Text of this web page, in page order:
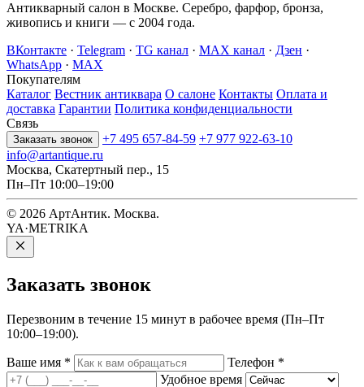
Антикварный салон в Москве. Серебро, фарфор, бронза,
живопись и книги — с 2004 года.
ВКонтакте · Telegram · TG канал · MAX канал · Дзен ·
WhatsApp · MAX
Покупателям
Каталог Вестник антиквара О салоне Контакты Оплата и
доставка Гарантии Политика конфиденциальности
Связь
Заказать звонок +7 495 657-84-59 +7 977 922-63-10
info@artantique.ru
Москва, Скатертный пер., 15
Пн–Пт 10:00–19:00
© 2026 АртАнтик. Москва.
YA·METRIKA
Заказать звонок
Перезвоним в течение 15 минут в рабочее время (Пн–Пт
10:00–19:00).
Ваше имя * Телефон *
Удобное время